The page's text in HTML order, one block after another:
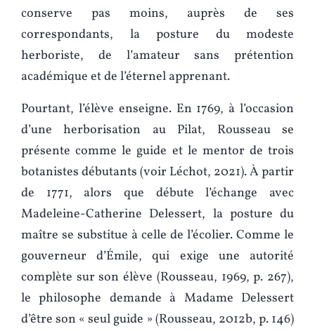
conserve pas moins, auprès de ses
correspondants, la posture du modeste
herboriste, de l’amateur sans prétention
académique et de l’éternel apprenant.
Pourtant, l’élève enseigne. En 1769, à l’occasion
d’une herborisation au Pilat, Rousseau se
présente comme le guide et le mentor de trois
botanistes débutants (voir Léchot, 2021). À partir
de 1771, alors que débute l’échange avec
Madeleine-Catherine Delessert, la posture du
maître se substitue à celle de l’écolier. Comme le
gouverneur d’Émile, qui exige une autorité
complète sur son élève (Rousseau, 1969, p. 267),
le philosophe demande à Madame Delessert
d’être son « seul guide » (Rousseau, 2012b, p. 146)